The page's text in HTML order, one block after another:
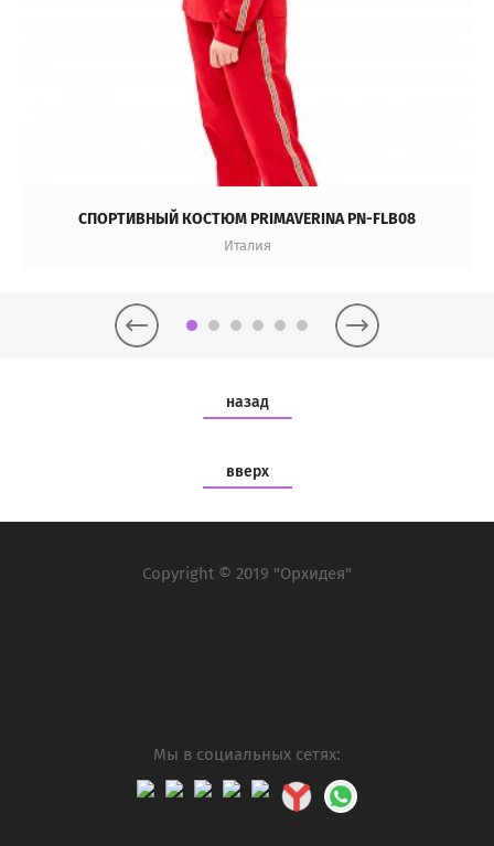
СПОРТИВНЫЙ КОСТЮМ PRIMAVERINA PN-FLB08
Италия
назад
вверх
Copyright © 2019 "Орхидея"
Мы в социальных сетях: